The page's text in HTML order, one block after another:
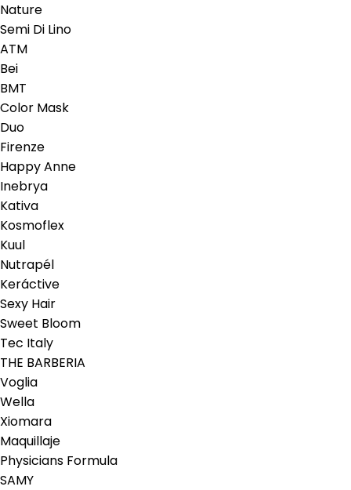
Nature
Semi Di Lino
ATM
Bei
BMT
Color Mask
Duo
Firenze
Happy Anne
Inebrya
Kativa
Kosmoflex
Kuul
Nutrapél
Keráctive
Sexy Hair
Sweet Bloom
Tec Italy
THE BARBERIA
Voglia
Wella
Xiomara
Maquillaje
Physicians Formula
SAMY